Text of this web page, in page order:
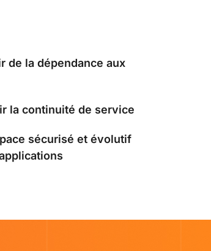
de la dépendance aux
la continuité de service
sécurisé et évolutif